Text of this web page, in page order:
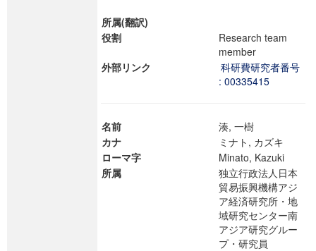
所属(翻訳)
役割
Research team
member
外部リンク
科研費研究者番号
: 00335415
名前
湊, 一樹
カナ
ミナト, カズキ
ローマ字
Minato, Kazuki
所属
独立行政法人日本
貿易振興機構アジ
ア経済研究所・地
域研究センター南
アジア研究グルー
プ・研究員